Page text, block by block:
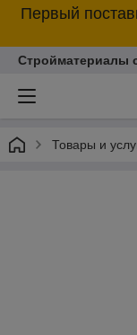
Первый
Стройматериалы
Товары и